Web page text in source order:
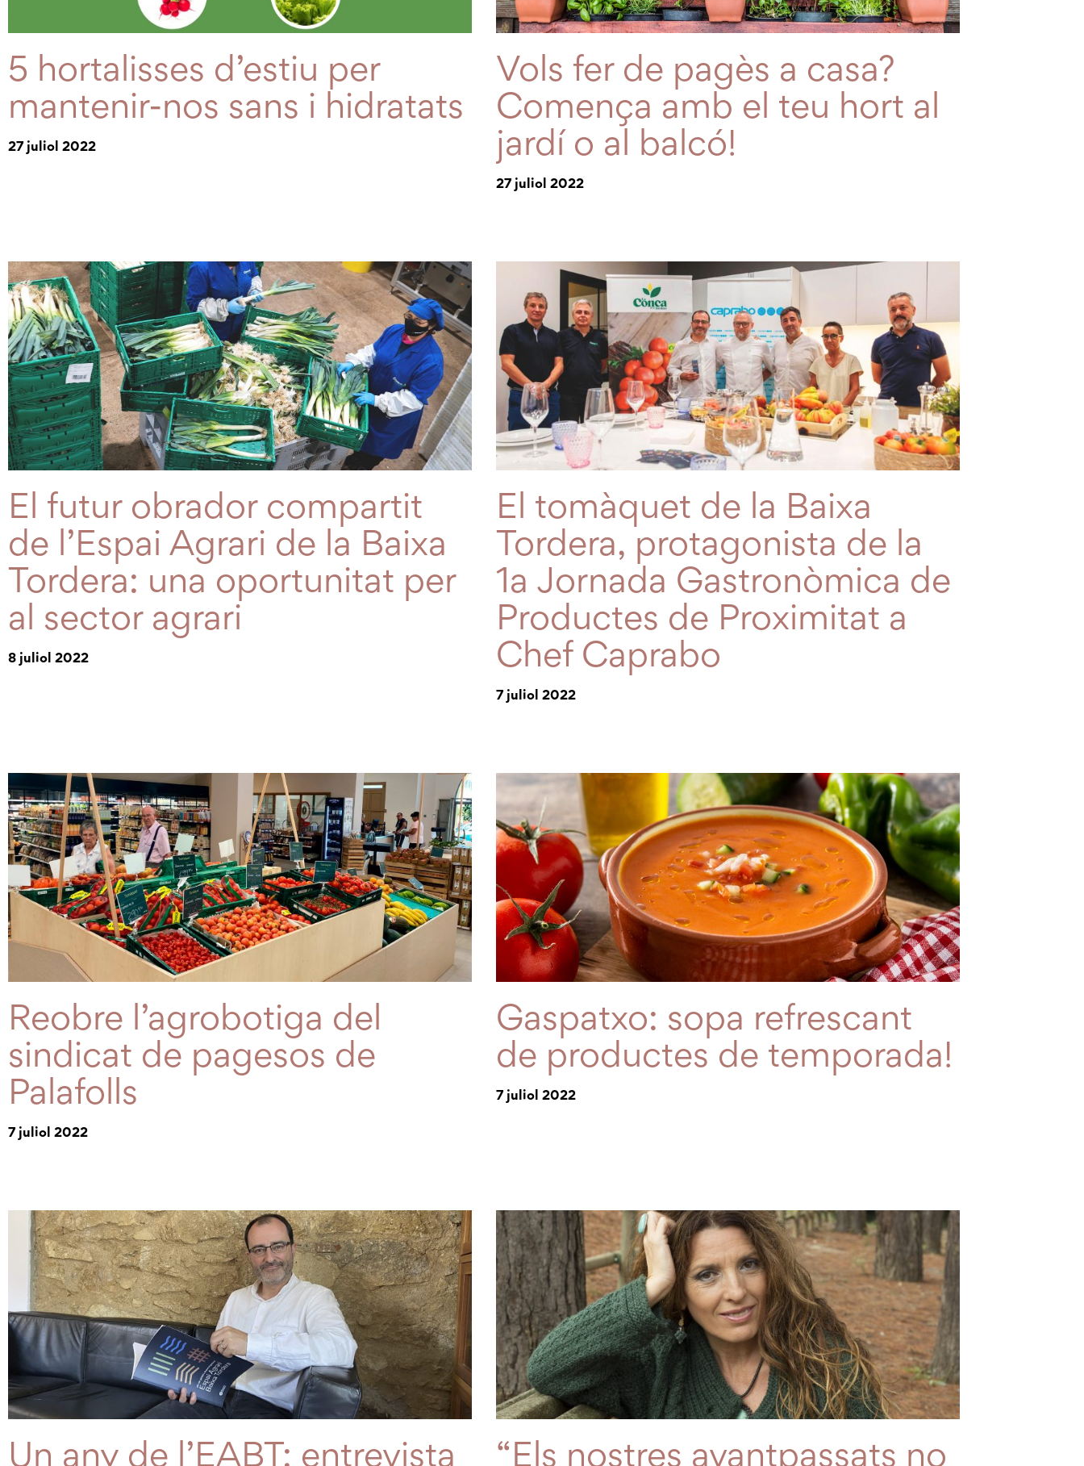
5 hortalisses d’estiu per
mantenir-nos sans i hidratats
27 juliol 2022
Vols fer de pagès a casa?
Comença amb el teu hort al
jardí o al balcó!
27 juliol 2022
El futur obrador compartit
de l’Espai Agrari de la Baixa
Tordera: una oportunitat per
al sector agrari
8 juliol 2022
El tomàquet de la Baixa
Tordera, protagonista de la
1a Jornada Gastronòmica de
Productes de Proximitat a
Chef Caprabo
7 juliol 2022
Reobre l’agrobotiga del
sindicat de pagesos de
Palafolls
7 juliol 2022
Gaspatxo: sopa refrescant
de productes de temporada!
7 juliol 2022
Un any de l’EABT: entrevista “Els nostres avantpassats no